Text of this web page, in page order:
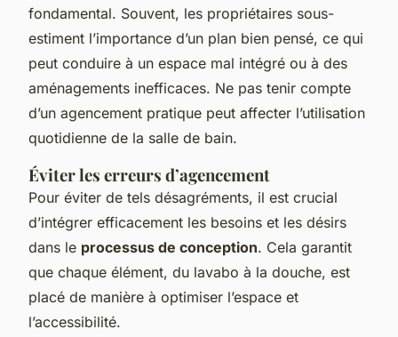
fondamental. Souvent, les propriétaires sous-
estiment l’importance d’un plan bien pensé, ce qui
peut conduire à un espace mal intégré ou à des
aménagements inefficaces. Ne pas tenir compte
d’un agencement pratique peut affecter l’utilisation
quotidienne de la salle de bain.
Éviter les erreurs d’agencement
Pour éviter de tels désagréments, il est crucial
d’intégrer efficacement les besoins et les désirs
dans le processus de conception. Cela garantit
que chaque élément, du lavabo à la douche, est
placé de manière à optimiser l’espace et
l’accessibilité.